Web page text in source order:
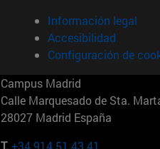
Información legal
Accesibilidad
Configuración de
Campus Madrid
Calle Marquesado de Sta.
28027 Madrid España
T. +34 914 51 43 41